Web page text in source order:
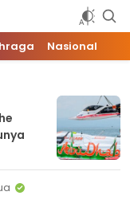
Nasional